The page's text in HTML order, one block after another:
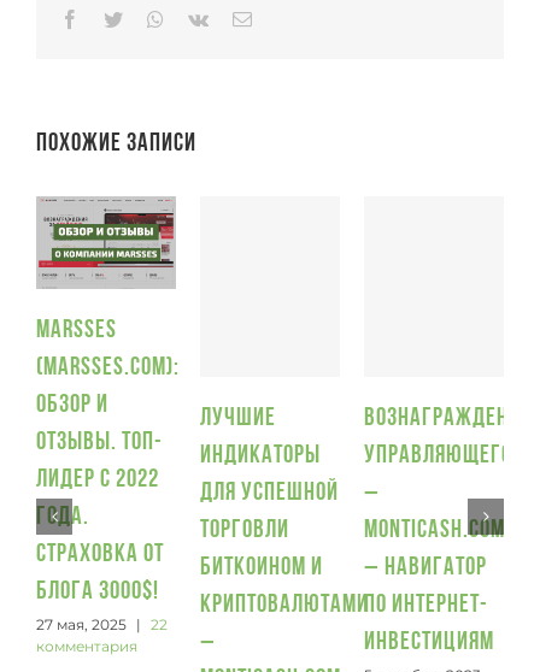
Facebook
Twitter Whatsapp
Vk Email
Похожие записи
Marsses
(Marsses.com):
обзор и
отзывы. Топ-
лидер с 2022
года.
Страховка от
блога 3000$!
27 мая, 2025 | 22
комментария
Лучшие
индикаторы
для успешной
торговли
биткоином и
криптовалютами
–
Вознаграждение
управляющего
–
Monticash.com
– Навигатор
по интернет-
инвестициям